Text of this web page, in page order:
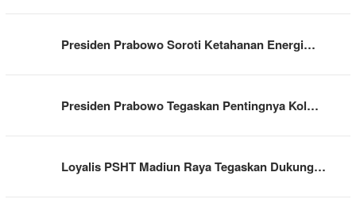
Presiden Prabowo Soroti Ketahanan Energi…
Presiden Prabowo Tegaskan Pentingnya Kol…
Loyalis PSHT Madiun Raya Tegaskan Dukung…